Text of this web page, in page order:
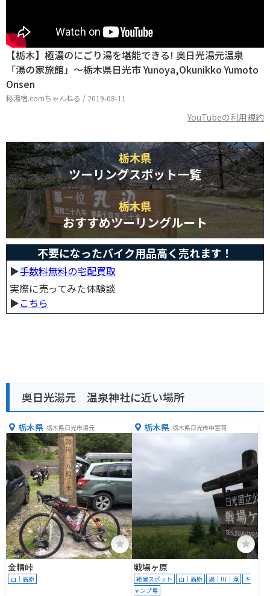
【栃木】極濃のにごり湯を堪能できる! 奥日光湯元温泉
「湯の家旅館」～栃木県日光市 Yunoya,Okunikko Yumoto
Onsen
秘湯宿.comちゃんねる / 2019-08-11
YouTubeの利用規約
栃木県
ツーリングスポット一覧
栃木県
おすすめツーリングルート
不要になったバイク用品高く売れます！
▶︎手数料無料の宅配買取
実際に売ってみた体験談
▶︎こちら
奥日光湯元 温泉神社に近い場所
栃木県 栃木県日光市湯元
金精峠
山｜高原
栃木県 栃木県日光市中宮祠
戦場ヶ原
絶景スポット 山｜高原 湖｜川｜滝
キ
ャンプ場